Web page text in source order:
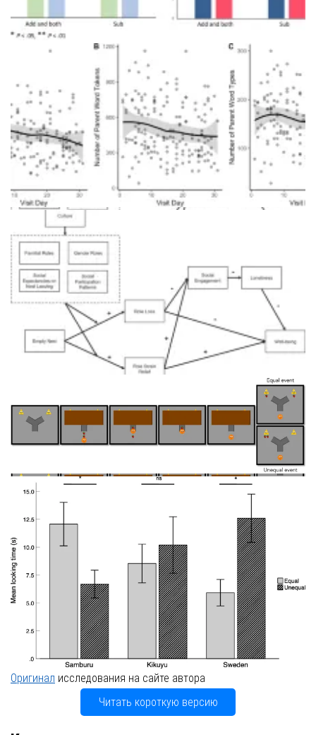
Рисунок 1: Схема задачи распределения ресурсов
Оригинал исследования на сайте автора
Читать короткую версию